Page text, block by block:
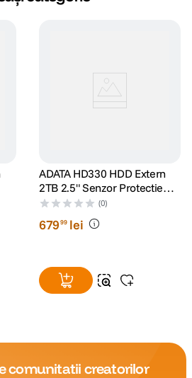
ADATA HD330 HDD Extern
2TB 2.5" Senzor Protectie
Soc
(0)
67999 lei
comunitatii creatorilor